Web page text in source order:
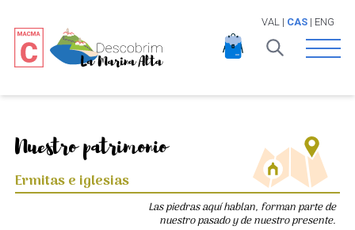
VAL | CAS| ENG
Open
Nuestro patrimonio
Ermitas e iglesias
Las piedras aquí hablan, forman parte de
nuestro pasado y de nuestro presente.